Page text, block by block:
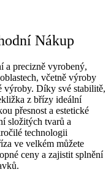
Nákup
a precizně vyrobený,
včetně výroby
výroby. Díky své stabilitě,
z břízy ideální
přesnost a estetické
složitých tvarů a
technologii
ve velkém můžete
ceny a zajistit splnění